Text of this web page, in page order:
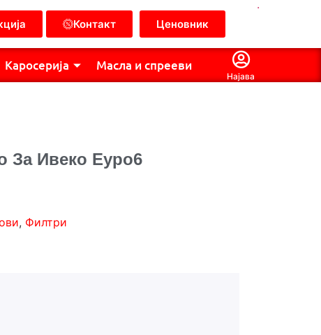
Контакт Ценовник
.
Каросерија Масла и спрееви
Најава
За Ивеко Еуро6
, Филтри